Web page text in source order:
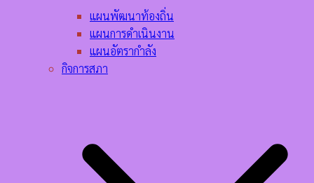
แผนพัฒนาท้องถิ่น
แผนการดำเนินงาน
แผนอัตรากำลัง
กิจการสภา